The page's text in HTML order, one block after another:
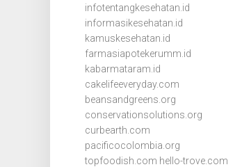
infotentangkesehatan.id
informasikesehatan.id
kamuskesehatan.id
farmasiapotekerumm.id
kabarmataram.id
cakelifeeveryday.com
beansandgreens.org
conservationsolutions.org
curbearth.com
pacificocolombia.org
topfoodish.com hello-trove.com